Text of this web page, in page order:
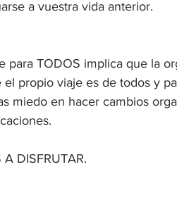
a vuestra vida anterior.
para TODOS implica que la
propio viaje es de todos y
miedo en hacer cambios
DISFRUTAR.